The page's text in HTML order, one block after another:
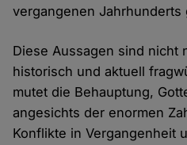
vergangenen Jahrhunderts
Diese Aussagen sind nicht
historisch und aktuell
mutet die Behauptung,
angesichts der enormen
Konflikte in Vergangenheit